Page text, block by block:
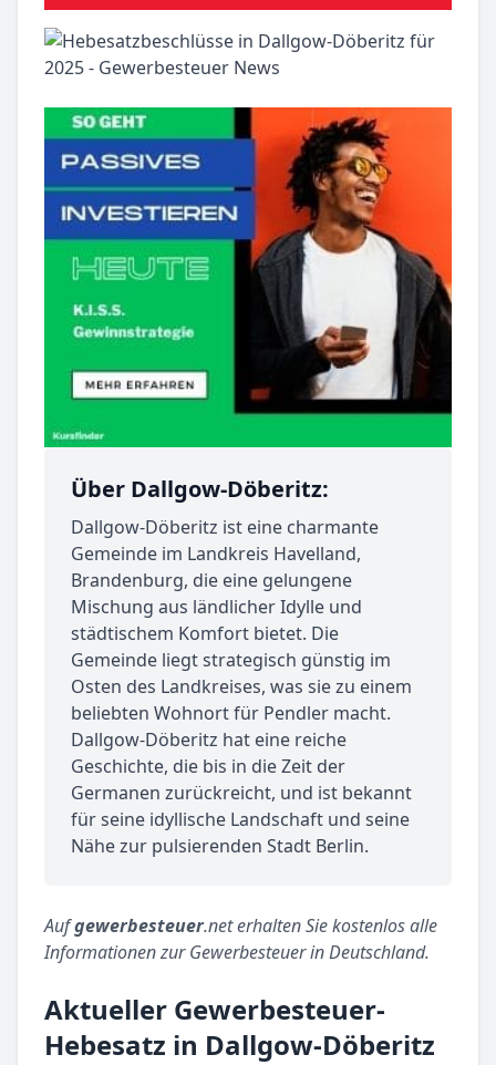
Über Dallgow-Döberitz:
Dallgow-Döberitz ist eine charmante
Gemeinde im Landkreis Havelland,
Brandenburg, die eine gelungene
Mischung aus ländlicher Idylle und
städtischem Komfort bietet. Die
Gemeinde liegt strategisch günstig im
Osten des Landkreises, was sie zu einem
beliebten Wohnort für Pendler macht.
Dallgow-Döberitz hat eine reiche
Geschichte, die bis in die Zeit der
Germanen zurückreicht, und ist bekannt
für seine idyllische Landschaft und seine
Nähe zur pulsierenden Stadt Berlin.
Aufgewerbesteuer.net erhalten Sie kostenlos alle
Informationen zur Gewerbesteuer in Deutschland.
Aktueller Gewerbesteuer-
Hebesatz in Dallgow-Döberitz